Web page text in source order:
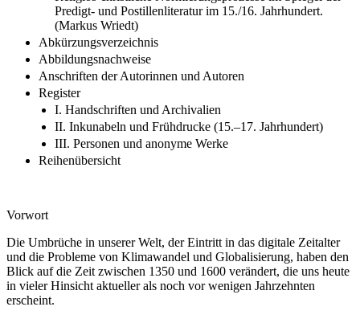
Predigt- und Postillenliteratur im 15./16. Jahrhundert.
(Markus Wriedt)
Abkürzungsverzeichnis
Abbildungsnachweise
Anschriften der Autorinnen und Autoren
Register
I. Handschriften und Archivalien
II. Inkunabeln und Frühdrucke (15.–17. Jahrhundert)
III. Personen und anonyme Werke
Reihenübersicht
Vorwort
Die Umbrüche in unserer Welt, der Eintritt in das digitale Zeitalter
und die Probleme von Klimawandel und Globalisierung, haben den
Blick auf die Zeit zwischen 1350 und 1600 verändert, die uns heute
in vieler Hinsicht aktueller als noch vor wenigen Jahrzehnten
erscheint.